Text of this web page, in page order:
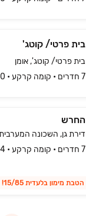
בית פרטי/ קוטג'
בית פרטי/ קוטג', אומן
7 חדרים • קומה ‎קרקע‏ • 350 מ״ר
החרש
דירת גן, השכונה
7 חדרים • קומה קרקע • 204 מ״ר
הטבת מימון בלעדית 15/85!